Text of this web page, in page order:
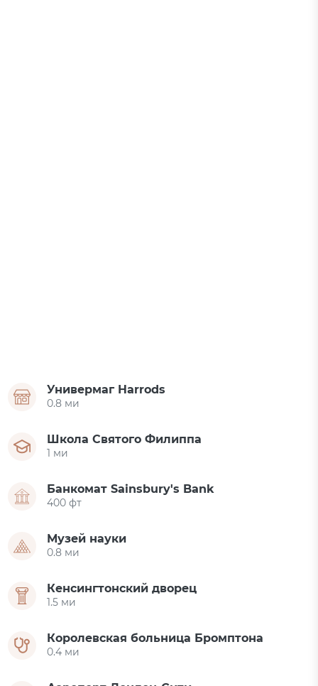
Универмаг Harrods
0.8 ми
Школа Святого Филиппа
1 ми
Банкомат Sainsbury's Bank
400 фт
Музей науки
0.8 ми
Кенсингтонский дворец
1.5 ми
Королевская больница Бромптона
0.4 ми